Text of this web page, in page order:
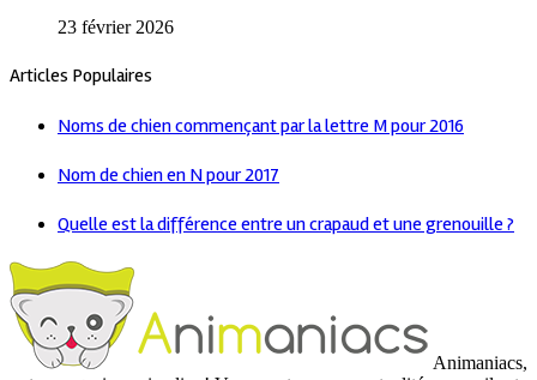
23 février 2026
Articles Populaires
Noms de chien commençant par la lettre M pour 2016
Nom de chien en N pour 2017
Quelle est la différence entre un crapaud et une grenouille ?
Animaniacs,